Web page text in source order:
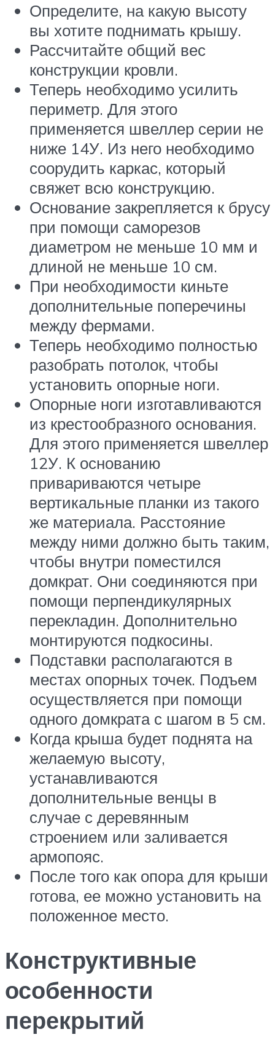
Определите, на какую высоту
вы хотите поднимать крышу.
Рассчитайте общий вес
конструкции кровли.
Теперь необходимо усилить
периметр. Для этого
применяется швеллер серии не
ниже 14У. Из него необходимо
соорудить каркас, который
свяжет всю конструкцию.
Основание закрепляется к брусу
при помощи саморезов
диаметром не меньше 10 мм и
длиной не меньше 10 см.
При необходимости киньте
дополнительные поперечины
между фермами.
Теперь необходимо полностью
разобрать потолок, чтобы
установить опорные ноги.
Опорные ноги изготавливаются
из крестообразного основания.
Для этого применяется швеллер
12У. К основанию
привариваются четыре
вертикальные планки из такого
же материала. Расстояние
между ними должно быть таким,
чтобы внутри поместился
домкрат. Они соединяются при
помощи перпендикулярных
перекладин. Дополнительно
монтируются подкосины.
Подставки располагаются в
местах опорных точек. Подъем
осуществляется при помощи
одного домкрата с шагом в 5 см.
Когда крыша будет поднята на
желаемую высоту,
устанавливаются
дополнительные венцы в
случае с деревянным
строением или заливается
армопояс.
После того как опора для крыши
готова, ее можно установить на
положенное место.
Конструктивные
особенности
перекрытий